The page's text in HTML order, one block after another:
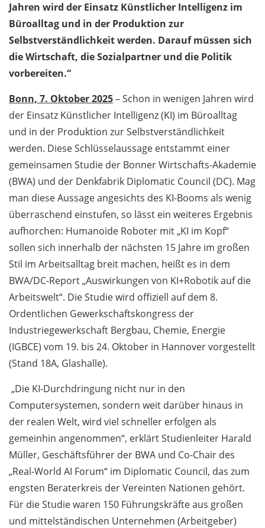
Jahren wird der Einsatz Künstlicher Intelligenz im
Büroalltag und in der Produktion zur
Selbstverständlichkeit werden. Darauf müssen sich
die Wirtschaft, die Sozialpartner und die Politik
vorbereiten.“
Bonn, 7. Oktober 2025– Schon in wenigen Jahren wird
der Einsatz Künstlicher Intelligenz (KI) im Büroalltag
und in der Produktion zur Selbstverständlichkeit
werden. Diese Schlüsselaussage entstammt einer
gemeinsamen Studie der Bonner Wirtschafts-Akademie
(BWA) und der Denkfabrik Diplomatic Council (DC). Mag
man diese Aussage angesichts des KI-Booms als wenig
überraschend einstufen, so lässt ein weiteres Ergebnis
aufhorchen: Humanoide Roboter mit „KI im Kopf“
sollen sich innerhalb der nächsten 15 Jahre im großen
Stil im Arbeitsalltag breit machen, heißt es in dem
BWA/DC-Report „Auswirkungen von KI+Robotik auf die
Arbeitswelt“. Die Studie wird offiziell auf dem 8.
Ordentlichen Gewerkschaftskongress der
Industriegewerkschaft Bergbau, Chemie, Energie
(IGBCE) vom 19. bis 24. Oktober in Hannover vorgestellt
(Stand 18A, Glashalle).
„Die KI-Durchdringung nicht nur in den
Computersystemen, sondern weit darüber hinaus in
der realen Welt, wird viel schneller erfolgen als
gemeinhin ange­nommen“, erklärt Studienleiter Harald
Müller, Geschäftsführer der BWA und Co-Chair des
„Real-World AI Forum“ im Diplomatic Council, das zum
engsten Beraterkreis der Vereinten Nationen gehört.
Für die Studie waren 150 Führungskräfte aus großen
und mittelständischen Unternehmen (Arbeitgeber)